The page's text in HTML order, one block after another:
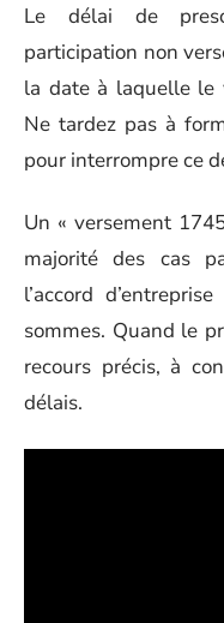
Le délai de
participation non
la date à laquelle le
Ne tardez pas à
pour interrompre ce
Un « versement
majorité des cas
l’accord
sommes. Quand le
recours précis, à
délais.